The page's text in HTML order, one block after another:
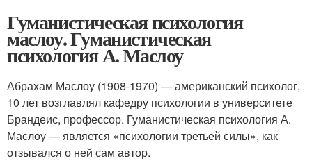
Гуманистическая психология
маслоу. Гуманистическая
психология А. Маслоу
Абрахам Маслоу (1908-1970) — американский психолог,
10 лет возглавлял кафедру психологии в университете
Брандеис, профессор. Гуманистическая психология А.
Маслоу — является «психологии третьей силы», как
отзывался о ней сам автор.